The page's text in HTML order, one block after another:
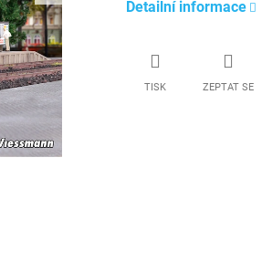
Detailní informace
TISK ZEPTAT SE